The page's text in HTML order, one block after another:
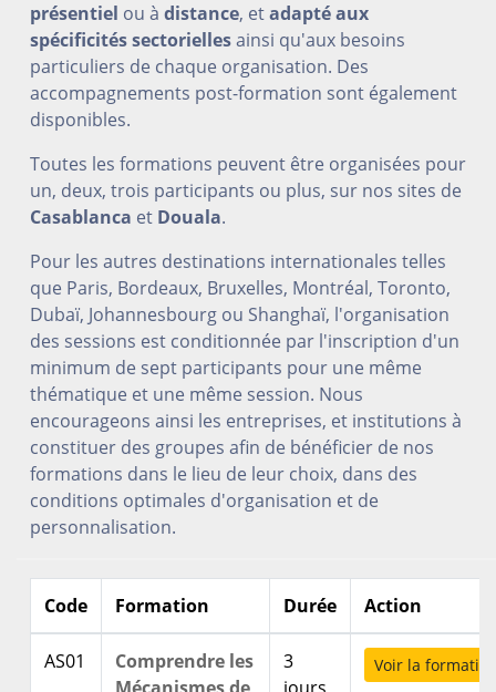
présentiel ou à distance, etadapté aux
spécificités sectoriellesainsi qu'aux besoins
particuliers de chaque organisation. Des
accompagnements post-formation sont également
disponibles.
Toutes les formations peuvent être organisées pour
un, deux, trois participants ou plus, sur nos sites de
Casablanca et Douala.
Pour les autres destinations internationales telles
que Paris, Bordeaux, Bruxelles, Montréal, Toronto,
Dubaï, Johannesbourg ou Shanghaï, l'organisation
des sessions est conditionnée par l'inscription d'un
minimum de sept participants pour une même
thématique et une même session. Nous
encourageons ainsi les entreprises, et institutions à
constituer des groupes afin de bénéficier de nos
formations dans le lieu de leur choix, dans des
conditions optimales d'organisation et de
personnalisation.
Code Formation Durée Action
AS01
Comprendre les
3
Voir la